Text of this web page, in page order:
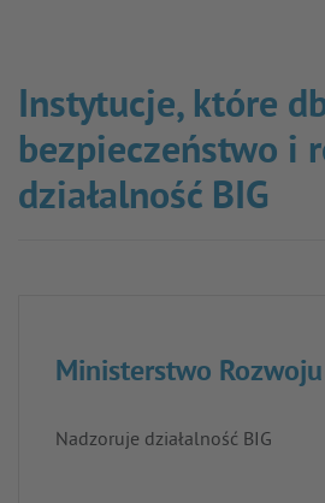
Instytucje, które
bezpieczeństwo i
działalność BIG
Ministerstwo
Nadzoruje działalność BIG